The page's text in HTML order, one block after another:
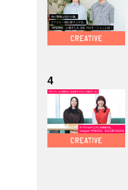
4